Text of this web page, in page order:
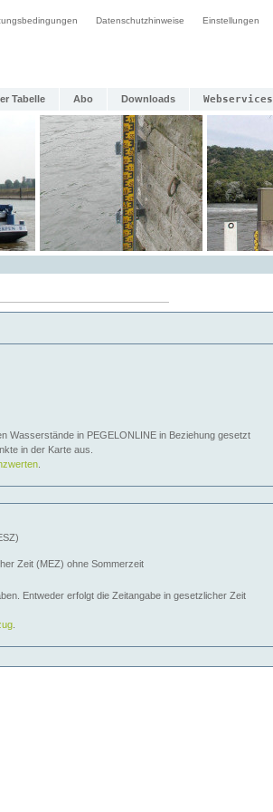
Datenschutzhinweise Einstellungen
Tabelle Abo Downloads Webservices
Wasserstände in PEGELONLINE in Beziehung gesetzt
in der Karte aus.
Zeit (MEZ) ohne Sommerzeit
Entweder erfolgt die Zeitangabe in gesetzlicher Zeit